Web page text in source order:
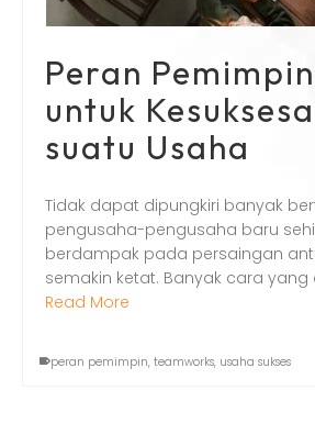
Peran Pemimpin
untuk
suatu Usaha
Tidak dapat dipungkiri banyak
pengusaha-pengusaha baru
berdampak pada persaingan
semakin ketat. Banyak cara yang
Read More
peran pemimpin, teamworks, usaha sukses